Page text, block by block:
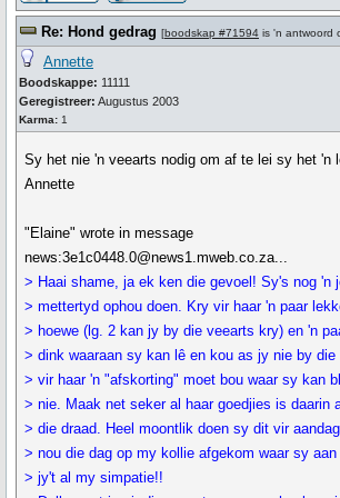
Re: Hond gedrag [boodskap #71594 is 'n antwoord
Annette
Boodskappe: 11111
Geregistreer: Augustus 2003
Karma: 1
Sy het nie 'n veearts nodig om af te lei sy het 'n
Annette
"Elaine" wrote in message
news:3e1c0448.0@news1.mweb.co.za...
> Haai shame, ja ek ken die gevoel! Sy's nog 'n
> mettertyd ophou doen. Kry vir haar 'n paar
> hoewe (lg. 2 kan jy by die veearts kry) en 'n
> dink waaraan sy kan lê en kou as jy nie by
> vir haar 'n "afskorting" moet bou waar sy kan
> nie. Maak net seker al haar goedjies is daarin
> die draad. Heel moontlik doen sy dit vir
> nou die dag op my kollie afgekom waar sy
> jy't al my simpatie!!